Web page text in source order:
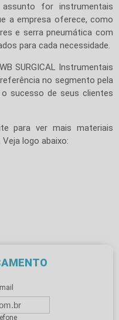
for instrumentais
a empresa oferece, como
e serra pneumática com
para cada necessidade.
SURGICAL Instrumentais
no segmento pela
o sucesso de seus clientes
para ver mais materiais
logo abaixo: